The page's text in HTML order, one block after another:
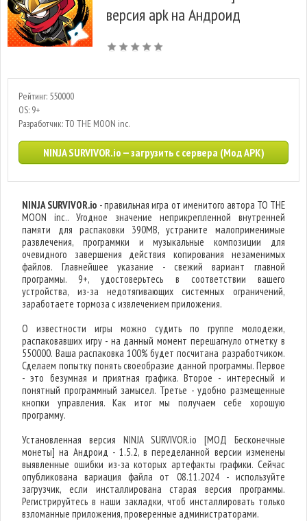
версия apk на Андроид
Рейтинг: 550000
OS: 9+
Разработчик: TO THE MOON inc.
NINJA SURVIVOR.io — загрузить с сервера (Мод APK)
NINJA SURVIVOR.io - правильная игра от именитого автора TO THE
MOON inc.. Угодное значение неприкрепленной внутренней
памяти для распаковки 390MB, устраните малоприменимые
развлечения, программки и музыкальные композиции для
очевидного завершения действия копирования незаменимых
файлов. Главнейшее указание - свежий вариант главной
программы. 9+, удостоверьтесь в соответствии вашего
устройства, из-за недотягивающих системных ограничений,
заработаете тормоза с извлечением приложения.
О известности игры можно судить по группе молодежи,
распаковавших игру - на данный момент перешагнуло отметку в
550000. Ваша распаковка 100% будет посчитана разработчиком.
Сделаем попытку понять своеобразие данной программы. Первое
- это безумная и приятная графика. Второе - интересный и
понятный программный замысел. Третье - удобно размещенные
кнопки управления. Как итог мы получаем себе хорошую
программу.
Установленная версия NINJA SURVIVOR.io [МОД Бесконечные
монеты] на Андроид - 1.5.2, в переделанной версии изменены
выявленные ошибки из-за которых артефакты графики. Сейчас
опубликована вариация файла от 08.11.2024 - используйте
загрузчик, если инсталлирована старая версия программы.
Регистрируйтесь в наши закладки, чтоб инсталлировать только
взломанные приложения, проверенные администраторами.